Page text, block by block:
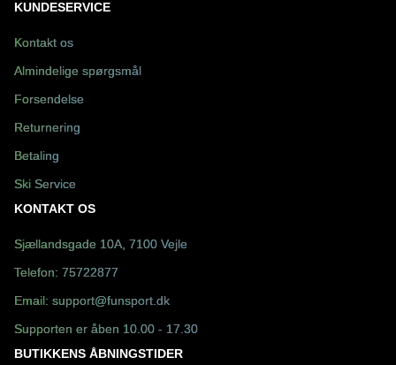
KUNDESERVICE
Kontakt os
Almindelige spørgsmål
Forsendelse
Returnering
Betaling
Ski Service
KONTAKT OS
Sjællandsgade 10A, 7100 Vejle
Telefon: 75722877
Email: support@funsport.dk
Supporten er åben 10.00 - 17.30
BUTIKKENS ÅBNINGSTIDER